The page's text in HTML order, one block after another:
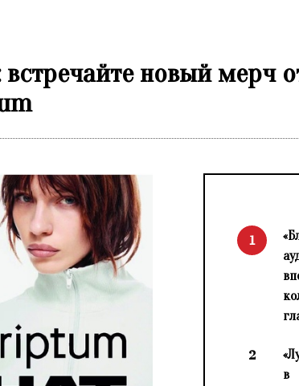
новый мерч
1
2
в